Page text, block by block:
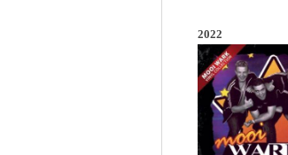
2022